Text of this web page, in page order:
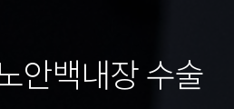
안백내장 수술